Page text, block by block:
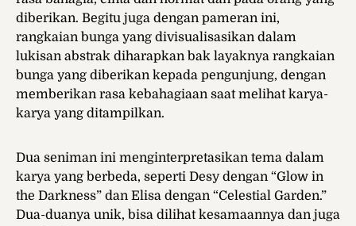
diberikan. Begitu juga dengan pameran ini,
rangkaian bunga yang divisualisasikan dalam
lukisan abstrak diharapkan bak layaknya rangkaian
bunga yang diberikan kepada pengunjung, dengan
memberikan rasa kebahagiaan saat melihat karya-
karya yang ditampilkan.
Dua seniman ini menginterpretasikan tema dalam
karya yang berbeda, seperti Desy dengan “Glow in
the Darkness” dan Elisa dengan “Celestial Garden.”
Dua-duanya unik, bisa dilihat kesamaannya dan juga